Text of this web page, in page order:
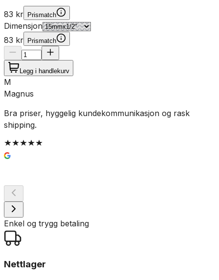
83 kr Prismatch
Dimensjon
83 kr Prismatch
Legg i handlekurv
M
Magnus
Bra priser, hyggelig kundekommunikasjon og rask
shipping.
Enkel og trygg betaling
Nettlager